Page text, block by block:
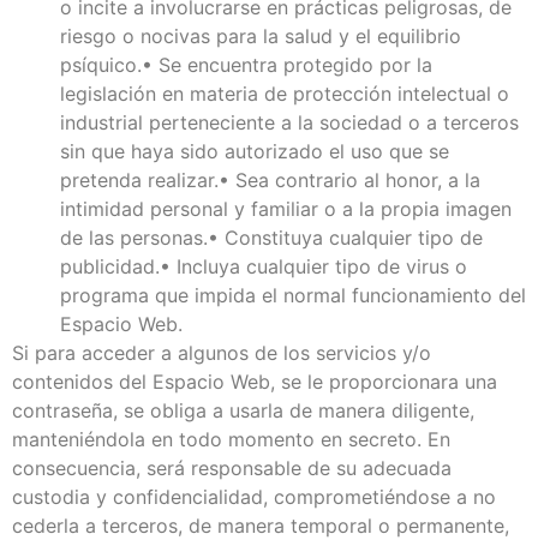
o incite a involucrarse en prácticas peligrosas, de
riesgo o nocivas para la salud y el equilibrio
psíquico.• Se encuentra protegido por la
legislación en materia de protección intelectual o
industrial perteneciente a la sociedad o a terceros
sin que haya sido autorizado el uso que se
pretenda realizar.• Sea contrario al honor, a la
intimidad personal y familiar o a la propia imagen
de las personas.• Constituya cualquier tipo de
publicidad.• Incluya cualquier tipo de virus o
programa que impida el normal funcionamiento del
Espacio Web.
Si para acceder a algunos de los servicios y/o
contenidos del Espacio Web, se le proporcionara una
contraseña, se obliga a usarla de manera diligente,
manteniéndola en todo momento en secreto. En
consecuencia, será responsable de su adecuada
custodia y confidencialidad, comprometiéndose a no
cederla a terceros, de manera temporal o permanente,